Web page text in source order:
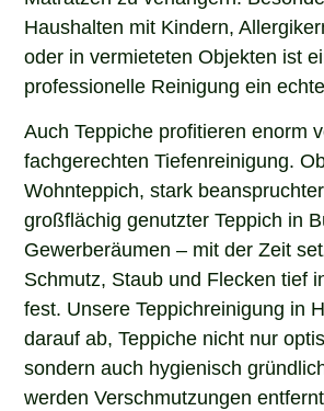
Haushalten mit Kindern,
oder in vermieteten Objekten ist
professionelle Reinigung ein
Auch Teppiche profitieren enorm
fachgerechten Tiefenreinigung.
Wohnteppich, stark
großflächig genutzter Teppich in
Gewerberäumen – mit der Zeit
Schmutz, Staub und Flecken tief
fest. Unsere Teppichreinigung in
darauf ab, Teppiche nicht nur
sondern auch hygienisch
werden Verschmutzungen